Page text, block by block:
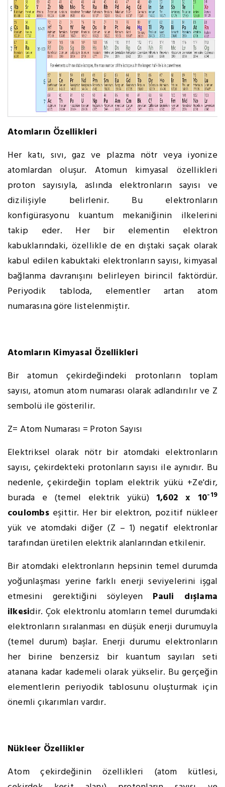
Atomların Özellikleri
Her katı, sıvı, gaz ve plazma nötr veya iyonize
atomlardan oluşur. Atomun kimyasal özellikleri
proton sayısıyla, aslında elektronların sayısı ve
dizilişiyle belirlenir. Bu elektronların
konfigürasyonu kuantum mekaniğinin ilkelerini
takip eder. Her bir elementin elektron
kabuklarındaki, özellikle de en dıştaki saçak olarak
kabul edilen kabuktaki elektronların sayısı, kimyasal
bağlanma davranışını belirleyen birincil faktördür.
Periyodik tabloda, elementler artan atom
numarasına göre listelenmiştir.
Atomların Kimyasal Özellikleri
Bir atomun çekirdeğindeki protonların toplam
sayısı, atomun atom numarası olarak adlandırılır ve Z
sembolü ile gösterilir.
Z= Atom Numarası = Proton Sayısı
Elektriksel olarak nötr bir atomdaki elektronların
sayısı, çekirdekteki protonların sayısı ile aynıdır. Bu
nedenle, çekirdeğin toplam elektrik yükü +Ze'dir,
burada e (temel elektrik yükü) 1,602 x 10-19
coulombseşittir. Her bir elektron, pozitif nükleer
yük ve atomdaki diğer (Z – 1) negatif elektronlar
tarafından üretilen elektrik alanlarından etkilenir.
Bir atomdaki elektronların hepsinin temel durumda
yoğunlaşması yerine farklı enerji seviyelerini işgal
etmesini gerektiğini söyleyen Pauli dışlama
ilkesidir. Çok elektronlu atomların temel durumdaki
elektronların sıralanması en düşük enerji durumuyla
(temel durum) başlar. Enerji durumu elektronların
her birine benzersiz bir kuantum sayıları seti
atanana kadar kademeli olarak yükselir. Bu gerçeğin
elementlerin periyodik tablosunu oluşturmak için
önemli çıkarımları vardır.
Nükleer Özellikler
Atom çekirdeğinin özellikleri (atom kütlesi,